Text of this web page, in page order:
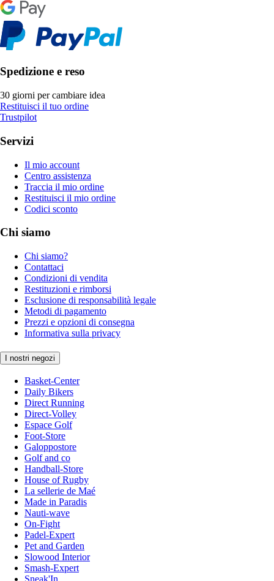
Spedizione e reso
30 giorni per cambiare idea
Restituisci il tuo ordine
Trustpilot
Servizi
Il mio account
Centro assistenza
Traccia il mio ordine
Restituisci il mio ordine
Codici sconto
Chi siamo
Chi siamo?
Contattaci
Condizioni di vendita
Restituzioni e rimborsi
Esclusione di responsabilità legale
Metodi di pagamento
Prezzi e opzioni di consegna
Informativa sulla privacy
I nostri negozi
Basket-Center
Daily Bikers
Direct Running
Direct-Volley
Espace Golf
Foot-Store
Galoppostore
Golf and co
Handball-Store
House of Rugby
La sellerie de Maé
Made in Paradis
Nauti-wave
On-Fight
Padel-Expert
Pet and Garden
Slowood Interior
Smash-Expert